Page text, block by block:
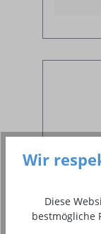
Wir
Diese
bestmögliche